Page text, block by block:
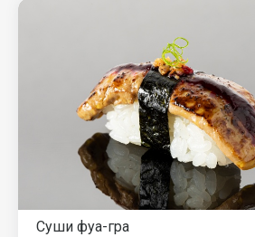
Суши фуа-гра